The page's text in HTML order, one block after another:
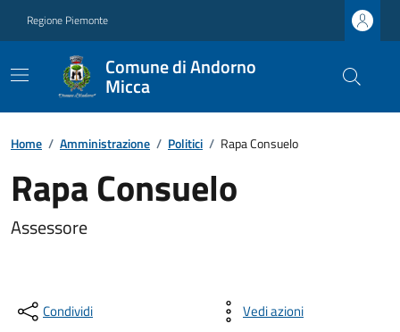
Regione Piemonte
Comune di Andorno
Micca
Home / Amministrazione / Politici / Rapa Consuelo
Rapa Consuelo
Assessore
Condividi Vedi azioni